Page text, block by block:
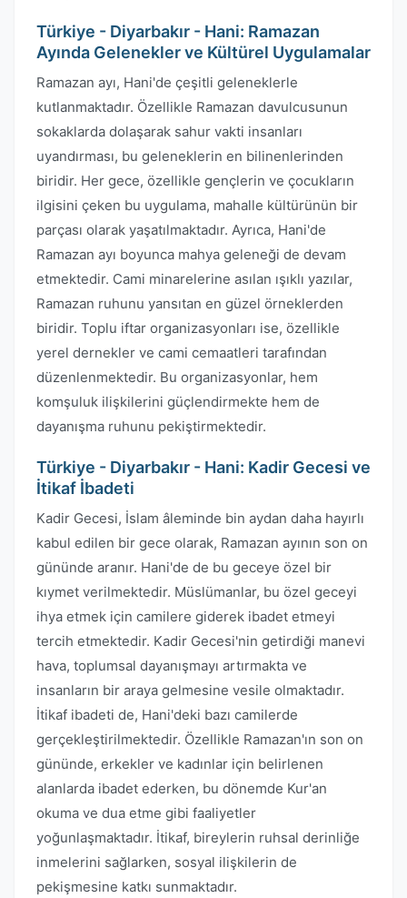
Türkiye - Diyarbakır - Hani: Ramazan
Ayında Gelenekler ve Kültürel Uygulamalar
Ramazan ayı, Hani'de çeşitli geleneklerle
kutlanmaktadır. Özellikle Ramazan davulcusunun
sokaklarda dolaşarak sahur vakti insanları
uyandırması, bu geleneklerin en bilinenlerinden
biridir. Her gece, özellikle gençlerin ve çocukların
ilgisini çeken bu uygulama, mahalle kültürünün bir
parçası olarak yaşatılmaktadır. Ayrıca, Hani'de
Ramazan ayı boyunca mahya geleneği de devam
etmektedir. Cami minarelerine asılan ışıklı yazılar,
Ramazan ruhunu yansıtan en güzel örneklerden
biridir. Toplu iftar organizasyonları ise, özellikle
yerel dernekler ve cami cemaatleri tarafından
düzenlenmektedir. Bu organizasyonlar, hem
komşuluk ilişkilerini güçlendirmekte hem de
dayanışma ruhunu pekiştirmektedir.
Türkiye - Diyarbakır - Hani: Kadir Gecesi ve
İtikaf İbadeti
Kadir Gecesi, İslam âleminde bin aydan daha hayırlı
kabul edilen bir gece olarak, Ramazan ayının son on
gününde aranır. Hani'de de bu geceye özel bir
kıymet verilmektedir. Müslümanlar, bu özel geceyi
ihya etmek için camilere giderek ibadet etmeyi
tercih etmektedir. Kadir Gecesi'nin getirdiği manevi
hava, toplumsal dayanışmayı artırmakta ve
insanların bir araya gelmesine vesile olmaktadır.
İtikaf ibadeti de, Hani'deki bazı camilerde
gerçekleştirilmektedir. Özellikle Ramazan'ın son on
gününde, erkekler ve kadınlar için belirlenen
alanlarda ibadet ederken, bu dönemde Kur'an
okuma ve dua etme gibi faaliyetler
yoğunlaşmaktadır. İtikaf, bireylerin ruhsal derinliğe
inmelerini sağlarken, sosyal ilişkilerin de
pekişmesine katkı sunmaktadır.